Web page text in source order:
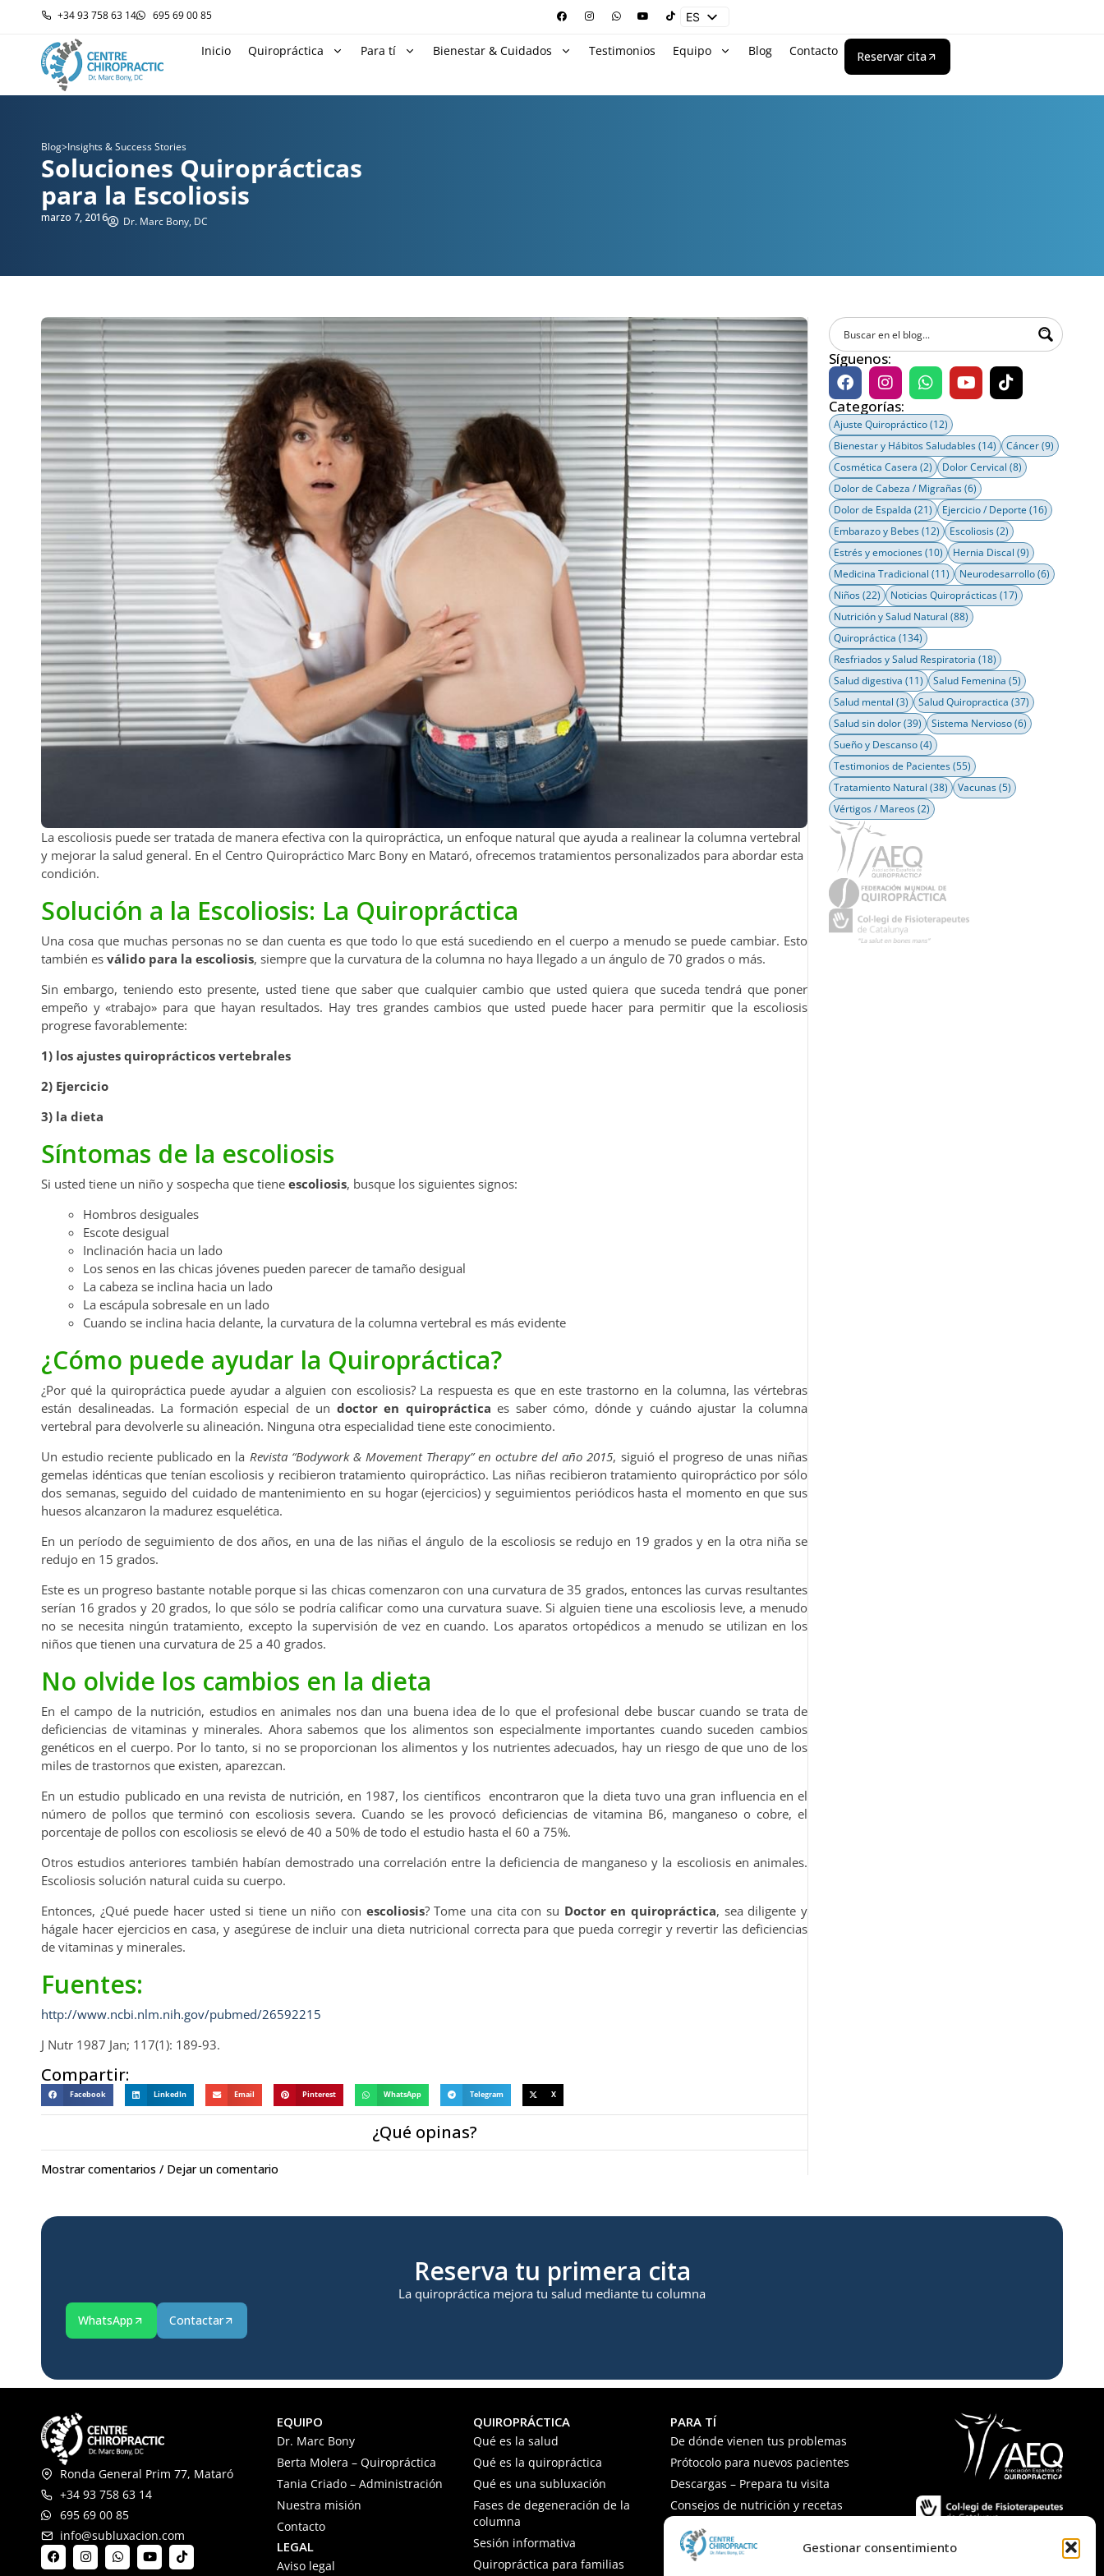
Gestionar consentimiento
+34 93 758 63 14 695 69 00 85
ES
Inicio Quiropráctica Para tí Bienestar & Cuidados Testimonios Equipo Blog Contacto Reservar cita
Blog>Insights & Success Stories
Soluciones Quiroprácticas
para la Escoliosis
marzo 7, 2016 Dr. Marc Bony, DC
La escoliosis puede ser tratada de manera efectiva con la quiropráctica, un enfoque natural que ayuda a realinear la columna vertebral
y mejorar la salud general. En el Centro Quiropráctico Marc Bony en Mataró, ofrecemos tratamientos personalizados para abordar esta
condición.
Solución a la Escoliosis: La Quiropráctica
Una cosa que muchas personas no se dan cuenta es que todo lo que está sucediendo en el cuerpo a menudo se puede cambiar. Esto
también es válido para la escoliosis, siempre que la curvatura de la columna no haya llegado a un ángulo de 70 grados o más.
Sin embargo, teniendo esto presente, usted tiene que saber que cualquier cambio que usted quiera que suceda tendrá que poner
empeño y «trabajo» para que hayan resultados. Hay tres grandes cambios que usted puede hacer para permitir que la escoliosis
progrese favorablemente:
1) los ajustes quiroprácticos vertebrales
2) Ejercicio
3) la dieta
Síntomas de la escoliosis
Si usted tiene un niño y sospecha que tiene escoliosis, busque los siguientes signos:
Hombros desiguales
Escote desigual
Inclinación hacia un lado
Los senos en las chicas jóvenes pueden parecer de tamaño desigual
La cabeza se inclina hacia un lado
La escápula sobresale en un lado
Cuando se inclina hacia delante, la curvatura de la columna vertebral es más evidente
¿Cómo puede ayudar la Quiropráctica?
¿Por qué la quiropráctica puede ayudar a alguien con escoliosis? La respuesta es que en este trastorno en la columna, las vértebras
están desalineadas. La formación especial de un doctor en quiropráctica es saber cómo, dónde y cuándo ajustar la columna
vertebral para devolverle su alineación. Ninguna otra especialidad tiene este conocimiento.
Un estudio reciente publicado en la Revista “Bodywork & Movement Therapy” en octubre del año 2015, siguió el progreso de unas niñas
gemelas idénticas que tenían escoliosis y recibieron tratamiento quiropráctico. Las niñas recibieron tratamiento quiropráctico por sólo
dos semanas, seguido del cuidado de mantenimiento en su hogar (ejercicios) y seguimientos periódicos hasta el momento en que sus
huesos alcanzaron la madurez esquelética.
En un período de seguimiento de dos años, en una de las niñas el ángulo de la escoliosis se redujo en 19 grados y en la otra niña se
redujo en 15 grados.
Este es un progreso bastante notable porque si las chicas comenzaron con una curvatura de 35 grados, entonces las curvas resultantes
serían 16 grados y 20 grados, lo que sólo se podría calificar como una curvatura suave. Si alguien tiene una escoliosis leve, a menudo
no se necesita ningún tratamiento, excepto la supervisión de vez en cuando. Los aparatos ortopédicos a menudo se utilizan en los
niños que tienen una curvatura de 25 a 40 grados.
No olvide los cambios en la dieta
En el campo de la nutrición, estudios en animales nos dan una buena idea de lo que el profesional debe buscar cuando se trata de
deficiencias de vitaminas y minerales. Ahora sabemos que los alimentos son especialmente importantes cuando suceden cambios
genéticos en el cuerpo. Por lo tanto, si no se proporcionan los alimentos y los nutrientes adecuados, hay un riesgo de que uno de los
miles de trastornos que existen, aparezcan.
En un estudio publicado en una revista de nutrición, en 1987, los científicos encontraron que la dieta tuvo una gran influencia en el
número de pollos que terminó con escoliosis severa. Cuando se les provocó deficiencias de vitamina B6, manganeso o cobre, el
porcentaje de pollos con escoliosis se elevó de 40 a 50% de todo el estudio hasta el 60 a 75%.
Otros estudios anteriores también habían demostrado una correlación entre la deficiencia de manganeso y la escoliosis en animales.
Escoliosis solución natural cuida su cuerpo.
Entonces, ¿Qué puede hacer usted si tiene un niño con escoliosis? Tome una cita con su Doctor en quiropráctica, sea diligente y
hágale hacer ejercicios en casa, y asegúrese de incluir una dieta nutricional correcta para que pueda corregir y revertir las deficiencias
de vitaminas y minerales.
Fuentes:
http://www.ncbi.nlm.nih.gov/pubmed/26592215
J Nutr 1987 Jan; 117(1): 189-93.
Compartir:
Facebook LinkedIn Email Pinterest WhatsApp Telegram X
¿Qué opinas?
Mostrar comentarios / Dejar un comentario
Síguenos:
Categorías:
Ajuste Quiropráctico(12)
Bienestar y Hábitos Saludables(14) Cáncer(9)
Cosmética Casera (2) Dolor Cervical (8)
Dolor de Cabeza / Migrañas(6)
Dolor de Espalda (21) Ejercicio / Deporte (16)
Embarazo y Bebes(12) Escoliosis(2)
Estrés y emociones(10) Hernia Discal (9)
Medicina Tradicional (11) Neurodesarrollo(6)
Niños(22) Noticias Quiroprácticas(17)
Nutrición y Salud Natural (88)
Quiropráctica (134)
Resfriados y Salud Respiratoria (18)
Salud digestiva (11) Salud Femenina (5)
Salud mental (3) Salud Quiropractica (37)
Salud sin dolor(39) Sistema Nervioso(6)
Sueño y Descanso(4)
Testimonios de Pacientes(55)
Tratamiento Natural (38) Vacunas(5)
Vértigos / Mareos(2)
Reserva tu primera cita
La quiropráctica mejora tu salud mediante tu columna
WhatsApp Contactar
Ronda General Prim 77, Mataró
+34 93 758 63 14
695 69 00 85
info@subluxacion.com
EQUIPO
Dr. Marc Bony
Berta Molera – Quiropráctica
Tania Criado – Administración
Nuestra misión
Contacto
LEGAL
Aviso legal
QUIROPRÁCTICA
Qué es la salud
Qué es la quiropráctica
Qué es una subluxación
Fases de degeneración de la
columna
Sesión informativa
Quiropráctica para familias
PARA TÍ
De dónde vienen tus problemas
Prótocolo para nuevos pacientes
Descargas – Prepara tu visita
Consejos de nutrición y recetas
Preguntas frecuentes